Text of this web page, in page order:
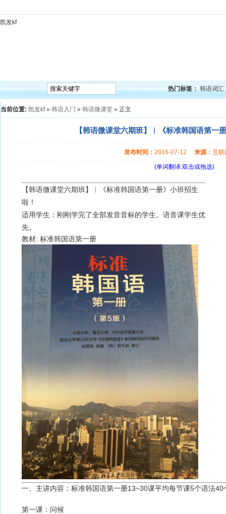
凯发kf
热门标签： 韩语词汇
当前位置: 凯发kf» 韩语入门 » 韩语微课堂 » 正文
【韩语微课堂六期班】︳《标准韩国语第一
发布时间： 2016-07-12 来源： 互
(单词翻译:双击或拖选)
【韩语微课堂六期班】︳《标准韩国语第一册》小班招生
啦！
适用学生：刚刚学完了全部发音音标的学生。语音课学生优
先。
教材: 标准韩国语第一册
一、主讲内容：标准韩国语第一册13~30课平均每节课5个语法40
第一课：问候